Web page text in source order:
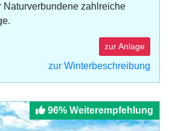
Naturverbundene zahlreiche
zur Anlage
zur Winterbeschreibung
96% Weiterempfehlung